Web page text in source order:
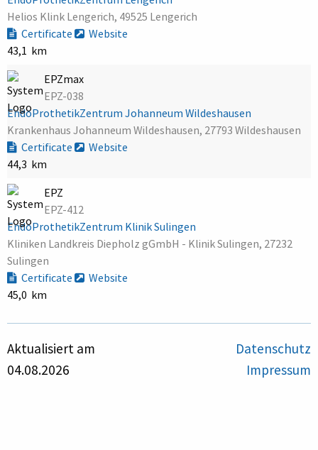
Helios Klink Lengerich, 49525 Lengerich
Certificate
Website
43,1 km
EPZmax
EPZ-038
EndoProthetikZentrum Johanneum Wildeshausen
Krankenhaus Johanneum Wildeshausen, 27793 Wildeshausen
Certificate
Website
44,3 km
EPZ
EPZ-412
EndoProthetikZentrum Klinik Sulingen
Kliniken Landkreis Diepholz gGmbH - Klinik Sulingen, 27232
Sulingen
Certificate
Website
45,0 km
Aktualisiert am
04.08.2026
Datenschutz
Impressum